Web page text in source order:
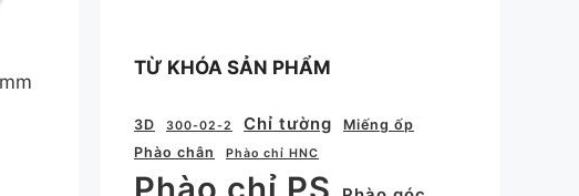
TỪ KHÓA SẢN PHẨM
3D 300-02-2 Chỉ tường
Miếng ốp
Phào chân
Phào chỉ HNC